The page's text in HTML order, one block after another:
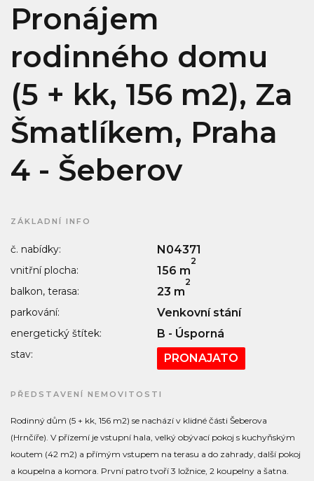
Pronájem
rodinného domu
(5 + kk, 156 m2), Za
Šmatlíkem, Praha
4 - Šeberov
ZÁKLADNÍ INFO
č. nabídky: N04371
vnitřní plocha: 156 m
2
balkon, terasa: 23 m
2
parkování: Venkovní stání
energetický štítek: B - Úsporná
stav: PRONAJATO
PŘEDSTAVENÍ NEMOVITOSTI
Rodinný dům (5 + kk, 156 m2) se nachází v klidné části Šeberova
(Hrnčíře). V přízemí je vstupní hala, velký obývací pokoj s kuchyňským
koutem (42 m2) a přímým vstupem na terasu a do zahrady, další pokoj
a koupelna a komora. První patro tvoří 3 ložnice, 2 koupelny a šatna.